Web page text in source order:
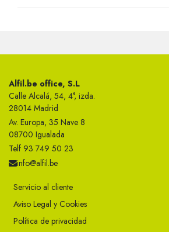
Alfil.be office, S.L
Calle Alcalá, 54, 4°, izda.
28014 Madrid
Av. Europa, 35 Nave 8
08700 Igualada
Telf 93 749 50 23
info@alfil.be
Servicio al cliente
Aviso Legal y Cookies
Política de privacidad